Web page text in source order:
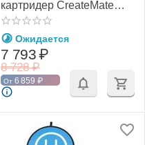
картридер CreateMate
CFexpress CFE-A/SD
(PGYTECH P-GM-164 / P-
GM-168)
Ожидается
8 728 ₽
7 793₽
От 6 859 ₽